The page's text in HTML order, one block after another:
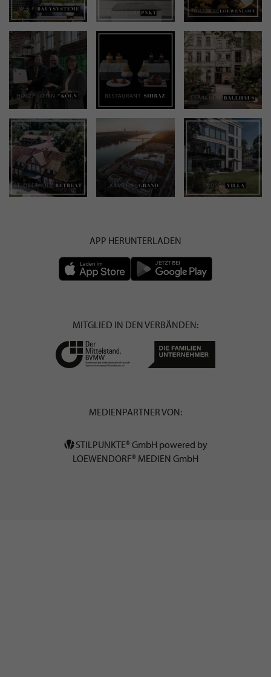
APP HERUNTERLADEN
MITGLIED IN DEN VERBÄNDEN:
MEDIENPARTNER VON:
STILPUNKTE® GmbH powered by
LOEWENDORF® MEDIEN GmbH